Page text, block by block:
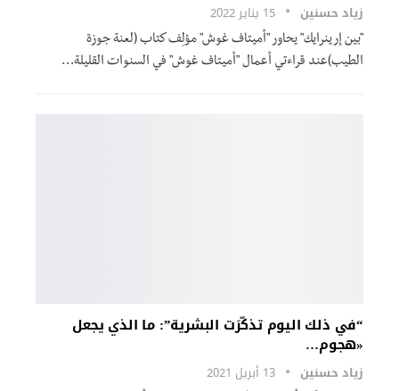
زياد حسنين 15 يناير 2022
"بين إرينرايك" يحاور "أميتاف غوش" مؤلِف كتاب (لعنة جوزة
الطيب)عند قراءتي أعمال "أميتاف غوش" في السنوات القليلة…
“في ذلك اليوم تذكّرَت البشرية”: ما الذي يجعل
«هجوم…
زياد حسنين 13 أبريل 2021